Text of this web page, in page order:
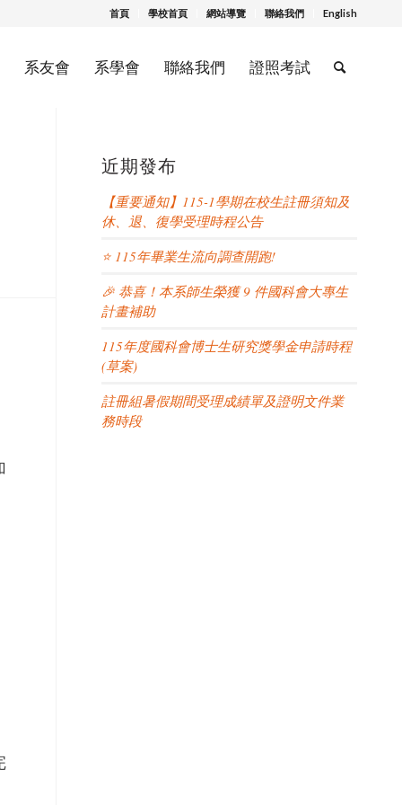
首頁 學校首頁 網站導覽 聯絡我們 English
系友會 系學會 聯絡我們 證照考試
近期發布
【重要通知】115-1學期在校生註冊須知及
休、退、復學受理時程公告
⭐ 115年畢業生流向調查開跑!
🎉 恭喜！本系師生榮獲 9 件國科會大專生
計畫補助
115年度國科會博士生研究獎學金申請時程
(草案)
註冊組暑假期間受理成績單及證明文件業
務時段